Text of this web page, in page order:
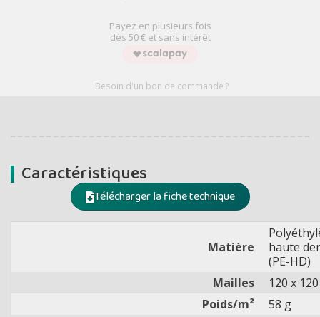
Payez en plusieurs fois
dès 50 € et sans intérêt
Besoin d'un bon de commande ?
Caractéristiques
Télécharger la fiche technique
Matière
haute
(PE-HD)
Mailles
120 x
Poids/m²
58 g